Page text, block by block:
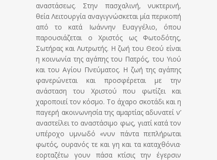
αναστάσεως. Στην πασχαλινή, νυκτερινή,
θεία Λειτουργία αναγιγνώσκεται μία περικοπή
από το κατά Ιωάννην Ευαγγέλιο, όπου
παρουσιάζεται ο Χριστός ως Φωτοδότης,
Σωτήρας και Λυτρωτής. Η ζωή του Θεού είναι
η κοινωνία της αγάπης του Πατρός, του Υιού
και του Αγίου Πνεύματος. Η ζωή της αγάπης
φανερώνεται και προσφέρεται με την
ανάσταση του Χριστού που φωτίζει και
χαροποιεί τον κόσμο. Το άχαρο σκοτάδι και η
παγερή ακοινωνησία της αμαρτίας αδυνατεί ν’
αναστείλει το αναστάσιμο φως, γιατί κατά τον
υπέροχο υμνωδό «νυν πάντα πεπλήρωται
φωτός, ουρανός τε και γη και τα καταχθόνια·
εορταζέτω γουν πάσα κτίσις την έγερσιν